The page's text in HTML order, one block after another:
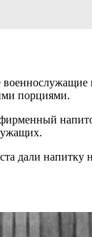
порциями.
дали